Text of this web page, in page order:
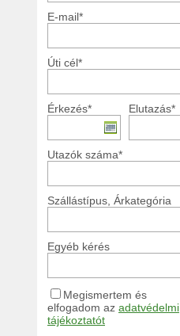
E-mail*
Úti cél*
Érkezés* Elutazás*
Utazók száma*
Szállástípus, Árkategória
Egyéb kérés
Megismertem és
elfogadom az adatvédelmi
tájékoztatót